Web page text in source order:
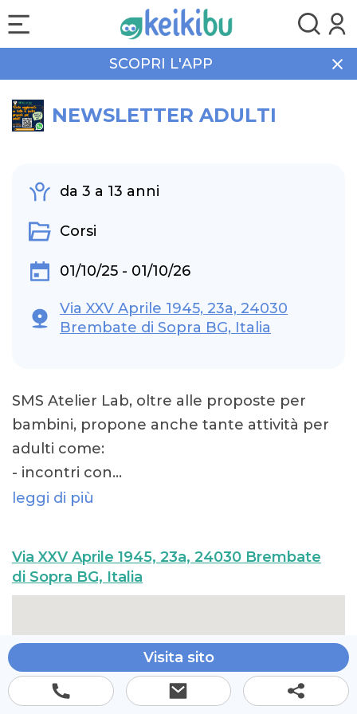
SCOPRI L'APP
Promozioni Corsi NEWSLETTER ADULTI
NEWSLETTER ADULTI
da 3 a 13 anni
Corsi
01/10/25 - 01/10/26
Via XXV Aprile 1945, 23a, 24030
Brembate di Sopra BG, Italia
SMS Atelier Lab, oltre alle proposte per
bambini, propone anche tante attività per
adulti come:
- incontri con…
leggi di più
Via XXV Aprile 1945, 23a, 24030 Brembate
di Sopra BG, Italia
Visita sito